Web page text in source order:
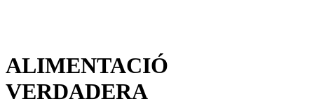
ALIMENTACIÓ
VERDADERA